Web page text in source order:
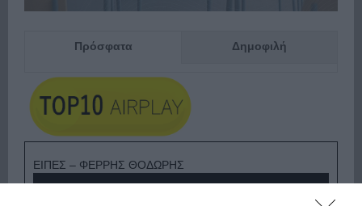
Πρόσφατα Δημοφιλή
ΕΙΠΕΣ – ΦΕΡΡΗΣ ΘΟΔΩΡΗΣ